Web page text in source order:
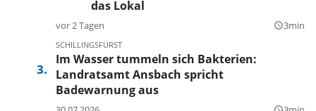
das Lokal
vor 2 Tagen query_builder3min
SCHILLINGSFÜRST
Im Wasser tummeln sich Bakterien:
Landratsamt Ansbach spricht
Badewarnung aus